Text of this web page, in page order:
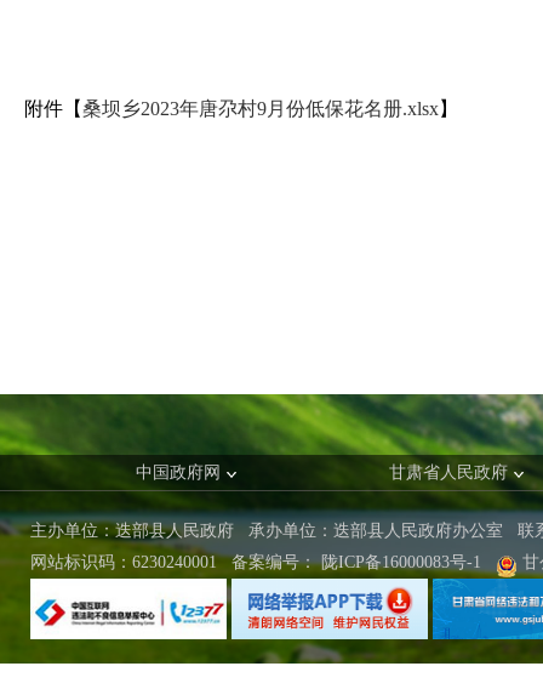
附件【桑坝乡2023年唐尕村9月份低保花名册.xlsx】
中国政府网 甘肃省人民政府
主办单位：迭部县人民政府 承办单位：迭部县人民政府办公室 联
网站标识码：6230240001
备案编号： 陇ICP备16000083号-1 甘